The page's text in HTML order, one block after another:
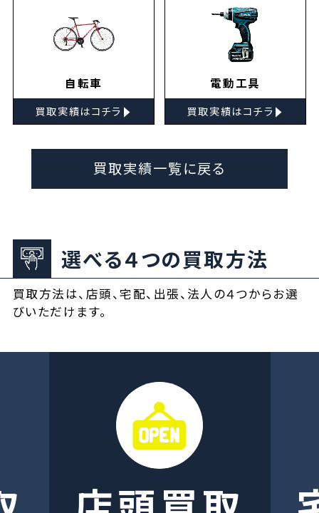
自転車
買取実績はコチラ ▸
電動工具
買取実績はコチラ ▸
買取実績一覧に戻る
選べる４つの買取方法
買取方法は、店頭、宅配、出張、法人の４つからお選
びいただけます。